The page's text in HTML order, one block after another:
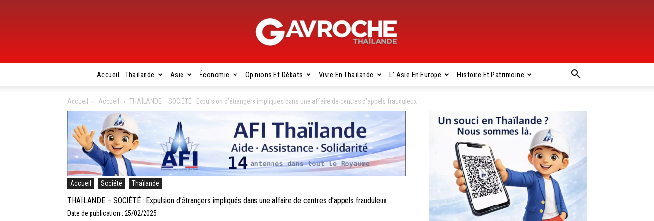
Gavroche
Thaïlande
Accueil Thaïlande Asie Économie Opinions Et Débats Vivre En Thaïlande L’ Asie En Europe Histoire Et Patrimoine
Accueil Accueil THAÏLANDE – SOCIÉTÉ : Expulsion d’étrangers impliqués dans une affaire de centres d’appels frauduleux
Accueil Société Thaïlande
THAÏLANDE – SOCIÉTÉ : Expulsion d’étrangers impliqués dans une affaire de centres d’appels frauduleux
Date de publication : 25/02/2025